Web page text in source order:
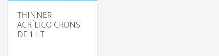
THINNER
ACRÍLICO CRONS
DE 1 LT